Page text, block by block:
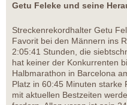
Getu Feleke und seine
Streckenrekordhalter Getu
Favorit bei den Männern ins
2:05:41 Stunden, die
hat keiner der Konkurrenten
Halbmarathon in Barcelona
Platz in 60:45 Minuten
mit aktuellen Bestzeiten